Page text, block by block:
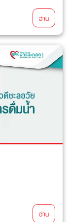
อ่าน
อ่าน